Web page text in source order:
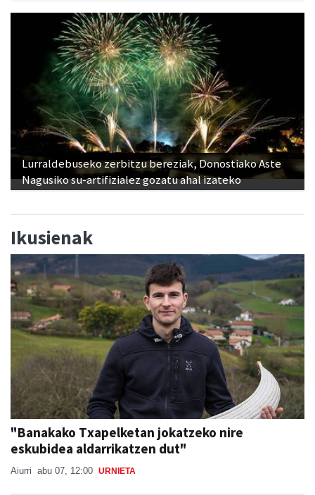
Lurraldebuseko zerbitzu bereziak, Donostiako Aste
Nagusiko su-artifizialez gozatu ahal izateko
Ikusienak
"Banakako Txapelketan jokatzeko nire
eskubidea aldarrikatzen dut"
Aiurri abu 07, 12:00 URNIETA